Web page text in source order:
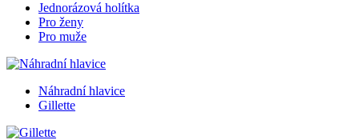
Jednorázová holítka
Pro ženy
Pro muže
Náhradní hlavice
Gillette